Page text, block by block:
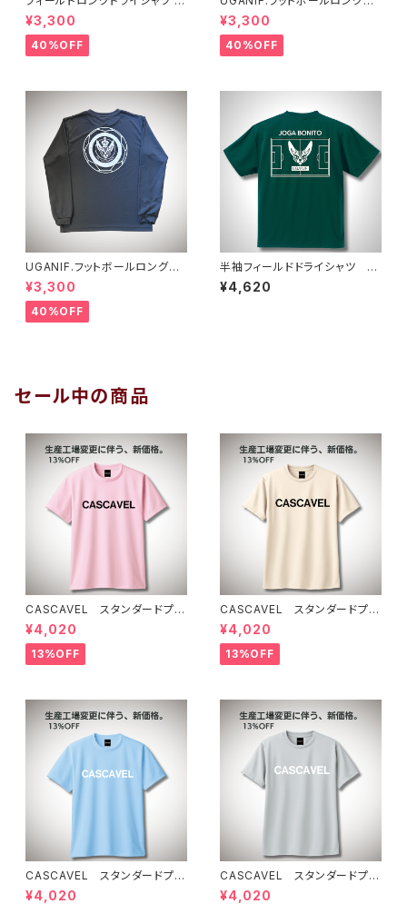
ライトブルーホワイト
¥3,300
40%OFF
ラシャツ ブラックホワイト
¥3,300
40%OFF
UGANIF.フットボールロングプ
ラシャツ ダークグレーホワイト
¥3,300
40%OFF
半袖フィールドドライシャツ ア
イビーグリーン
¥4,620
セール中の商品
CASCAVEL スタンダードプラ
クティスシャツ ライトピンクブ
ラック
¥4,020
13%OFF
CASCAVEL スタンダードプラ
クティスシャツ ライトベージュ
¥4,020
13%OFF
CASCAVEL スタンダードプラ
クティスシャツ ライトブルー
¥4,020
CASCAVEL スタンダードプラ
クティスシャツ シルバーグレー
¥4,020